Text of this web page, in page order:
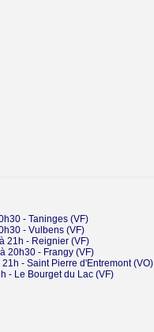
- Taninges(VF)
- Vulbens(VF)
21h - Reignier(VF)
20h30 - Frangy(VF)
- Saint Pierre d'Entremont(VO)
- Le Bourget du Lac(VF)